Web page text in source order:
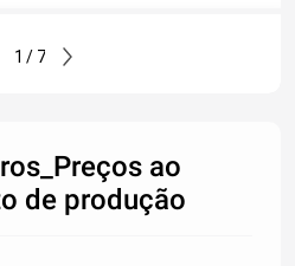
1 / 7
ao
de produção